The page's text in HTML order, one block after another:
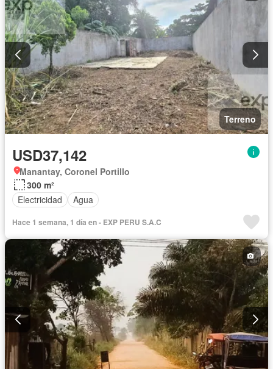
Terreno
USD37,142
Manantay, Coronel Portillo
300 m²
Electricidad
Agua
Hace 1 semana, 1 día en - EXP PERU S.A.C